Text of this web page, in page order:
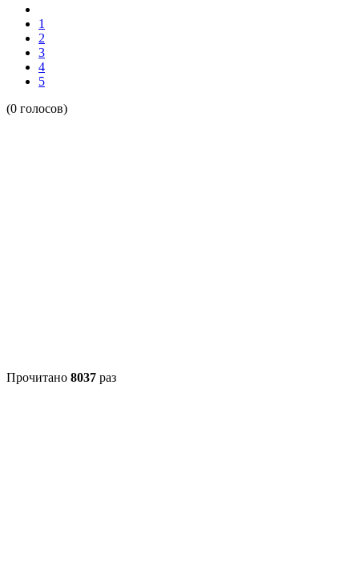
1
2
3
4
5
(0 голосов)
Прочитано 8037 раз